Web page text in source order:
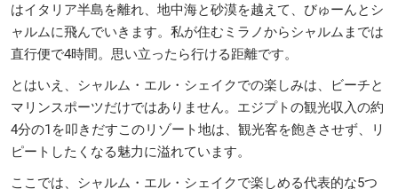
はイタリア半島を離れ、地中海と砂漠を越えて、びゅーんとシ
ャルムに飛んでいきます。私が住むミラノからシャルムまでは
直行便で4時間。思い立ったら行ける距離です。
とはいえ、シャルム・エル・シェイクでの楽しみは、ビーチと
マリンスポーツだけではありません。エジプトの観光収入の約
4分の1を叩きだすこのリゾート地は、観光客を飽きさせず、リ
ピートしたくなる魅力に溢れています。
ここでは、シャルム・エル・シェイクで楽しめる代表的な5つ